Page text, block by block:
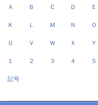
Ａ Ｂ Ｃ Ｄ Ｅ
Ｋ Ｌ Ｍ Ｎ Ｏ
Ｕ Ｖ Ｗ Ｘ Ｙ
１ ２ ３ ４ ５
記号